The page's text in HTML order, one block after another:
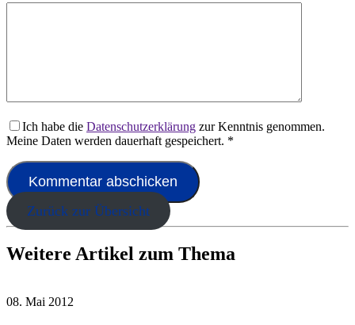
Ich habe die Datenschutzerklärung zur Kenntnis genommen.
Meine Daten werden dauerhaft gespeichert. *
Zurück zur Übersicht
Weitere Artikel zum Thema
08. Mai 2012